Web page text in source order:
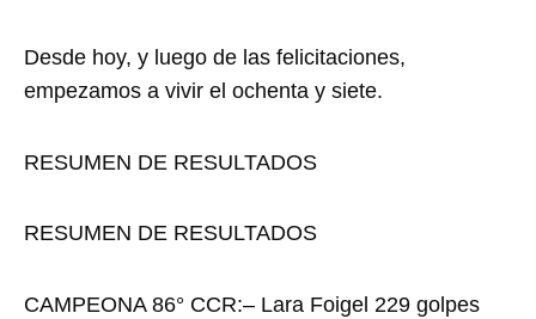
Desde hoy, y luego de las felicitaciones,
empezamos a vivir el ochenta y siete.
RESUMEN DE RESULTADOS
RESUMEN DE RESULTADOS
CAMPEONA 86° CCR:– Lara Foigel 229 golpes